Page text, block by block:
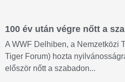
100 év után végre nőtt a
A WWF Delhiben, a Nemzetközi
Tiger Forum) hozta
először nőtt a szabadon...